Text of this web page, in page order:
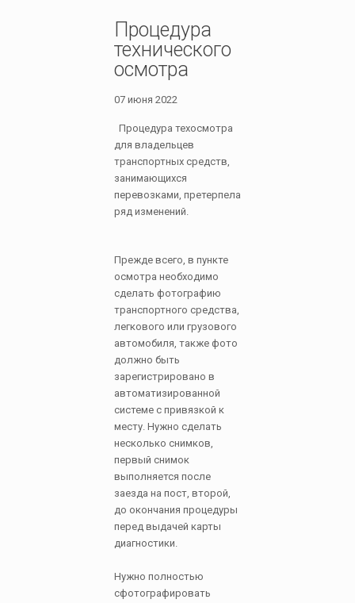
Процедура
технического
осмотра
07 июня 2022
Процедура техосмотра
для владельцев
транспортных средств,
занимающихся
перевозками, претерпела
ряд изменений.
Прежде всего, в пункте
осмотра необходимо
сделать фотографию
транспортного средства,
легкового или грузового
автомобиля, также фото
должно быть
зарегистрировано в
автоматизированной
системе с привязкой к
месту. Нужно сделать
несколько снимков,
первый снимок
выполняется после
заезда на пост, второй,
до окончания процедуры
перед выдачей карты
диагностики.
Нужно полностью
сфотографировать